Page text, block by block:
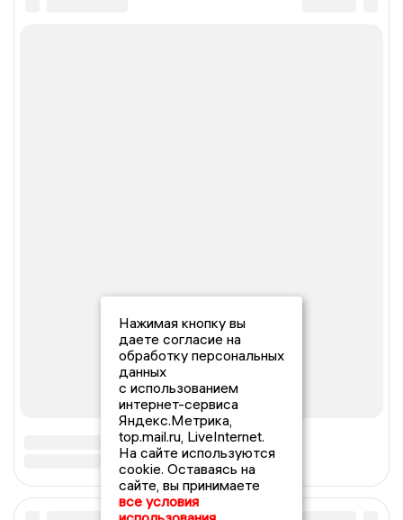
Нажимая кнопку вы
даете согласие на
обработку персональных
данных
с использованием
интернет-сервиса
Яндекс.Метрика,
top.mail.ru, LiveInternet.
На сайте используются
cookie. Оставаясь на
сайте, вы принимаете
все условия